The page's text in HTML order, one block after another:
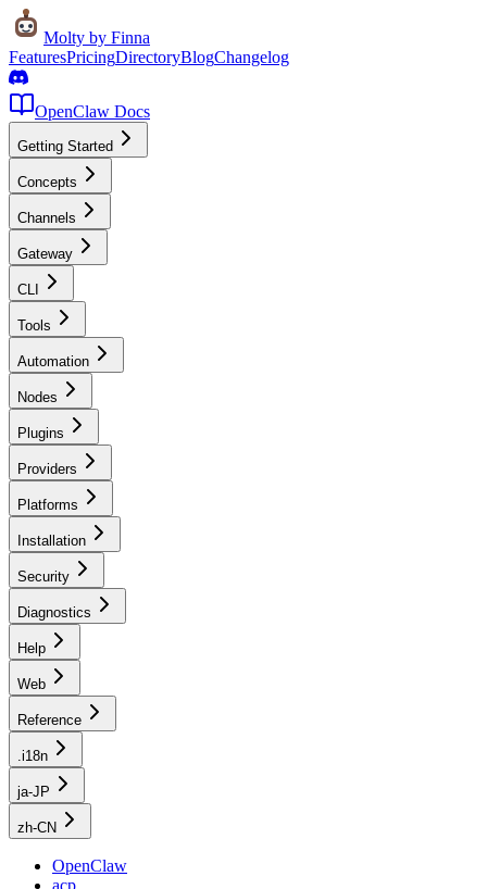
Molty by Finna
FeaturesPricingDirectoryBlogChangelog
OpenClaw Docs
Getting Started
Concepts
Channels
Gateway
CLI
Tools
Automation
Nodes
Plugins
Providers
Platforms
Installation
Security
Diagnostics
Help
Web
Reference
.i18n
ja-JP
zh-CN
OpenClaw
acp